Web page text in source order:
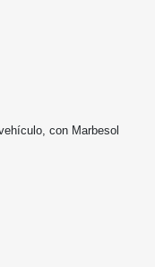
con Marbesol